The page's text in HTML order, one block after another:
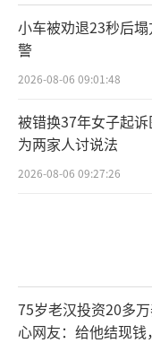
小车被劝退23秒后
警
2026-08-06 09:01:48
被错换37年女子起
为两家人讨说法
2026-08-06 09:27:26
75岁老汉投资20多
心网友：给他结现钱